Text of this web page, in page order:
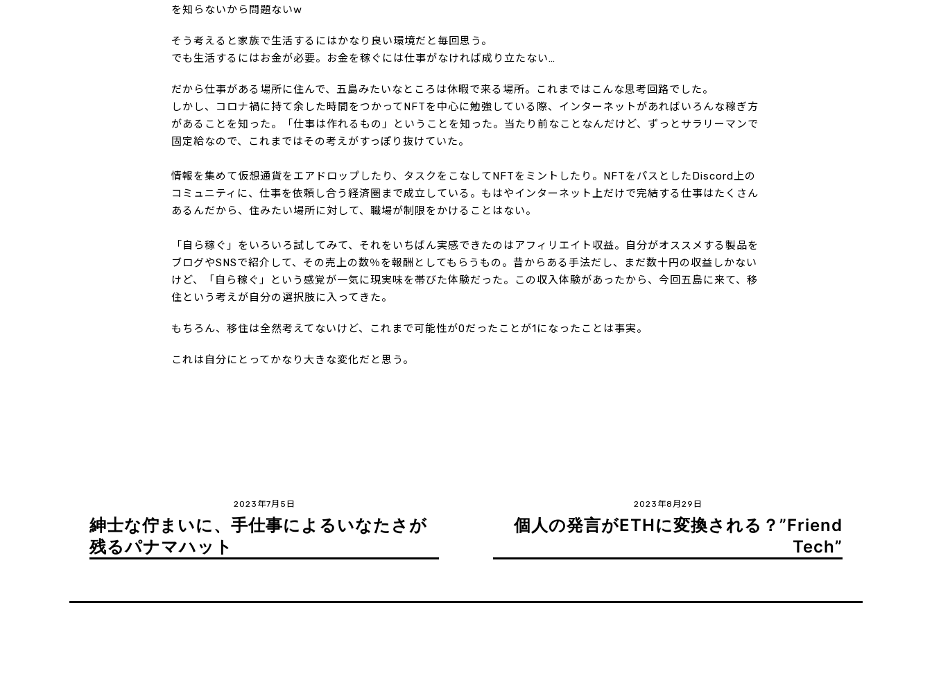
を知らないから問題ないw
そう考えると家族で生活するにはかなり良い環境だと毎回思う。
でも生活するにはお金が必要。お金を稼ぐには仕事がなければ成り立たない…
だから仕事がある場所に住んで、五島みたいなところは休暇で来る場所。これまではこんな思考回路でした。
しかし、コロナ禍に持て余した時間をつかってNFTを中心に勉強している際、インターネットがあればいろんな稼ぎ方
があることを知った。「仕事は作れるもの」ということを知った。当たり前なことなんだけど、ずっとサラリーマンで
固定給なので、これまではその考えがすっぽり抜けていた。
情報を集めて仮想通貨をエアドロップしたり、タスクをこなしてNFTをミントしたり。NFTをパスとしたDiscord上の
コミュニティに、仕事を依頼し合う経済圏まで成立している。もはやインターネット上だけで完結する仕事はたくさん
あるんだから、住みたい場所に対して、職場が制限をかけることはない。
「自ら稼ぐ」をいろいろ試してみて、それをいちばん実感できたのはアフィリエイト収益。自分がオススメする製品を
ブログやSNSで紹介して、その売上の数％を報酬としてもらうもの。昔からある手法だし、まだ数十円の収益しかない
けど、「自ら稼ぐ」という感覚が一気に現実味を帯びた体験だった。この収入体験があったから、今回五島に来て、移
住という考えが自分の選択肢に入ってきた。
もちろん、移住は全然考えてないけど、これまで可能性が0だったことが1になったことは事実。
これは自分にとってかなり大きな変化だと思う。
投
稿
ナ
2023年7月5日
紳士な佇まいに、手仕事によるいなたさが
残るパナマハット
2023年8月29日
個人の発言がETHに変換される？”Friend
Tech”